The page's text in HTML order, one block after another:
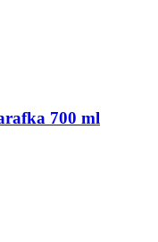
700 ml